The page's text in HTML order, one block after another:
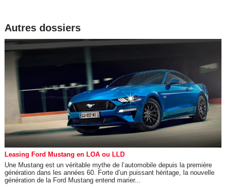
Autres dossiers
Leasing Ford Mustang en LOA ou LLD
Une Mustang est un véritable mythe de l’automobile depuis la première
génération dans les années 60. Forte d’un puissant héritage, la nouvelle
génération de la Ford Mustang entend marier...